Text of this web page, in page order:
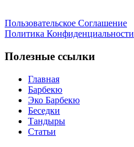
Пользовательское Соглашение
Политика Конфиденциальности
Полезные ссылки
Главная
Барбекю
Эко Барбекю
Беседки
Тандыры
Статьи